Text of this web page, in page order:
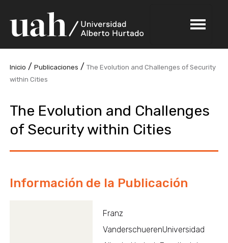
Inicio /Publicaciones /The Evolution and Challenges of Security
within Cities
The Evolution and Challenges
of Security within Cities
Información de la Publicación
Franz
VanderschuerenUniversidad